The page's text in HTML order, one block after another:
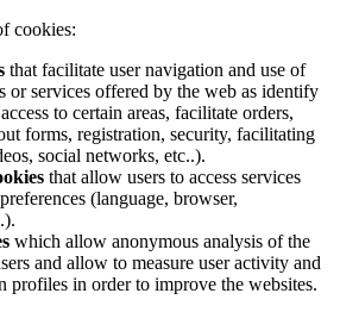
cookies:
that facilitate user navigation and use of
or services offered by the web as identify
to certain areas, facilitate orders,
forms, registration, security, facilitating
social networks, etc..).
that allow users to access services
(language, browser,
which allow anonymous analysis of the
and allow to measure user activity and
profiles in order to improve the websites.